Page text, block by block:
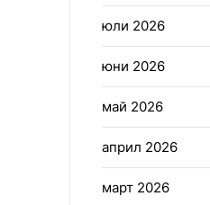
юли 2026
юни 2026
май 2026
април 2026
март 2026